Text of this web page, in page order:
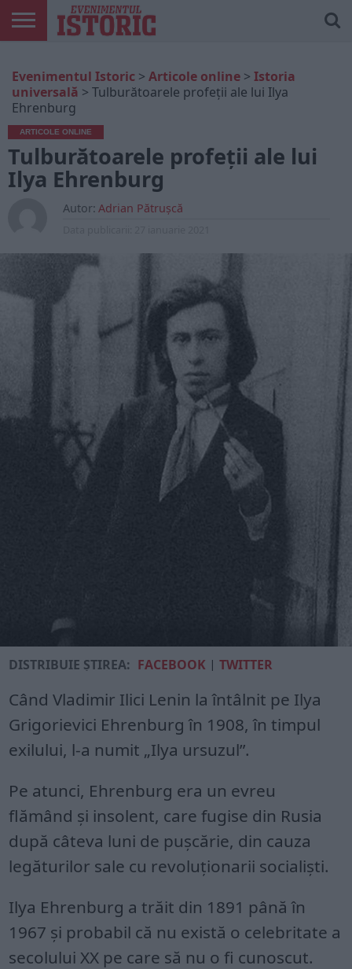
ONLINE
EDIȚII
TIPĂRITE
ISTORIC
PLAY
CONTUL
MEU
Evenimentul Istoric > Articole online > Istoria
universală > Tulburătoarele profeții ale lui Ilya
Ehrenburg
ARTICOLE ONLINE
Tulburătoarele profeții ale lui
Ilya Ehrenburg
Autor: Adrian Pătrușcă
DISTRIBUIE ȘTIREA: FACEBOOK |TWITTER
Când Vladimir Ilici Lenin la întâlnit pe Ilya
Grigorievici Ehrenburg în 1908, în timpul
exilului, l-a numit „Ilya ursuzul”.
Pe atunci, Ehrenburg era un evreu
flămând și insolent, care fugise din Rusia
după câteva luni de pușcărie, din cauza
legăturilor sale cu revoluționarii socialiști.
Ilya Ehrenburg a trăit din 1891 până în
1967 și probabil că nu există o celebritate a
secolului XX pe care să nu o fi cunoscut.